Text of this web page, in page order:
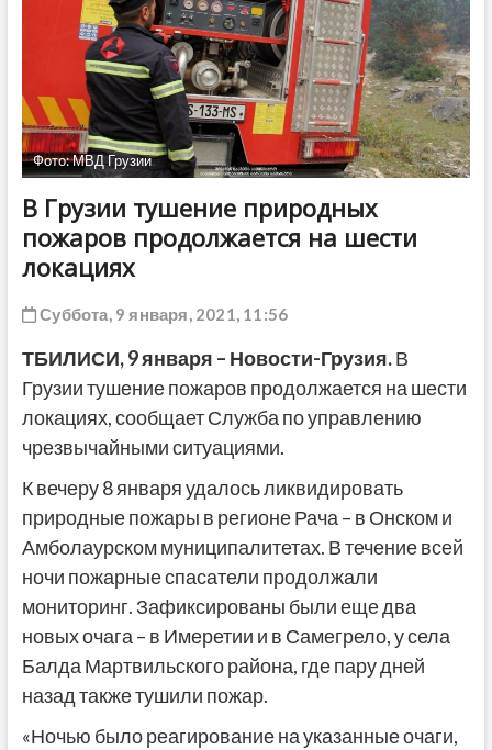
Фото: МВД Грузии
В Грузии тушение природных
пожаров продолжается на шести
локациях
Суббота, 9 января, 2021, 11:56
ТБИЛИСИ, 9 января – Новости-Грузия.В
Грузии тушение пожаров продолжается на шести
локациях, сообщает Служба по управлению
чрезвычайными ситуациями.
К вечеру 8 января удалось ликвидировать
природные пожары в регионе Рача – в Онском и
Амболаурском муниципалитетах. В течение всей
ночи пожарные спасатели продолжали
мониторинг. Зафиксированы были еще два
новых очага – в Имеретии и в Самегрело, у села
Балда Мартвильского района, где пару дней
назад также тушили пожар.
«Ночью было реагирование на указанные очаги,